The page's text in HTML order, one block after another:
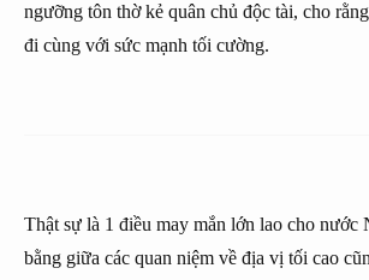
ngưỡng tôn thờ kẻ quân chủ độc tài, cho
đi cùng với sức mạnh tối cường.
Thật sự là 1 điều may mắn lớn lao cho nước
bằng giữa các quan niệm về địa vị tối cao